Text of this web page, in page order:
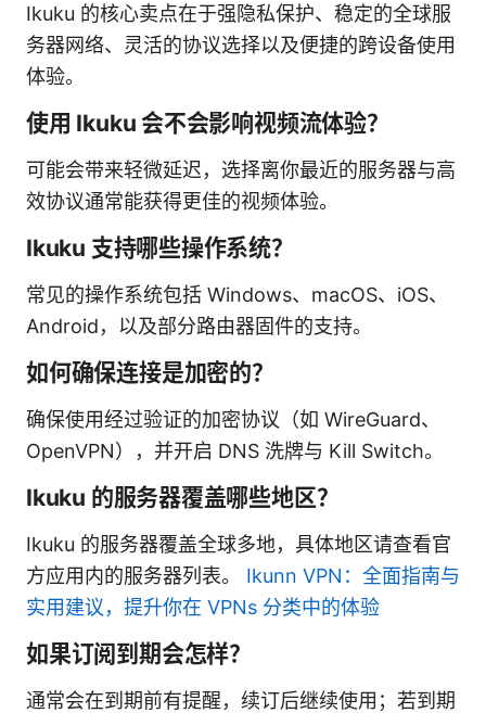
Ikuku 的核心卖点在于强隐私保护、稳定的全球服
务器网络、灵活的协议选择以及便捷的跨设备使用
体验。
使用 Ikuku 会不会影响视频流体验？
可能会带来轻微延迟，选择离你最近的服务器与高
效协议通常能获得更佳的视频体验。
Ikuku 支持哪些操作系统？
常见的操作系统包括 Windows、macOS、iOS、
Android，以及部分路由器固件的支持。
如何确保连接是加密的？
确保使用经过验证的加密协议（如 WireGuard、
OpenVPN），并开启 DNS 洗牌与 Kill Switch。
Ikuku 的服务器覆盖哪些地区？
Ikuku 的服务器覆盖全球多地，具体地区请查看官
方应用内的服务器列表。 Ikunn VPN：全面指南与
实用建议，提升你在 VPNs 分类中的体验
如果订阅到期会怎样？
通常会在到期前有提醒，续订后继续使用；若到期